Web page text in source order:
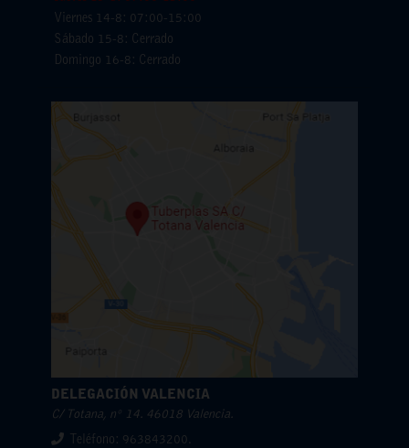
Viernes 14-8: 07:00-15:00
Sábado 15-8: Cerrado
Domingo 16-8: Cerrado
DELEGACIÓN VALENCIA
C/ Totana, nº 14. 46018 Valencia.
Teléfono: 963843200.